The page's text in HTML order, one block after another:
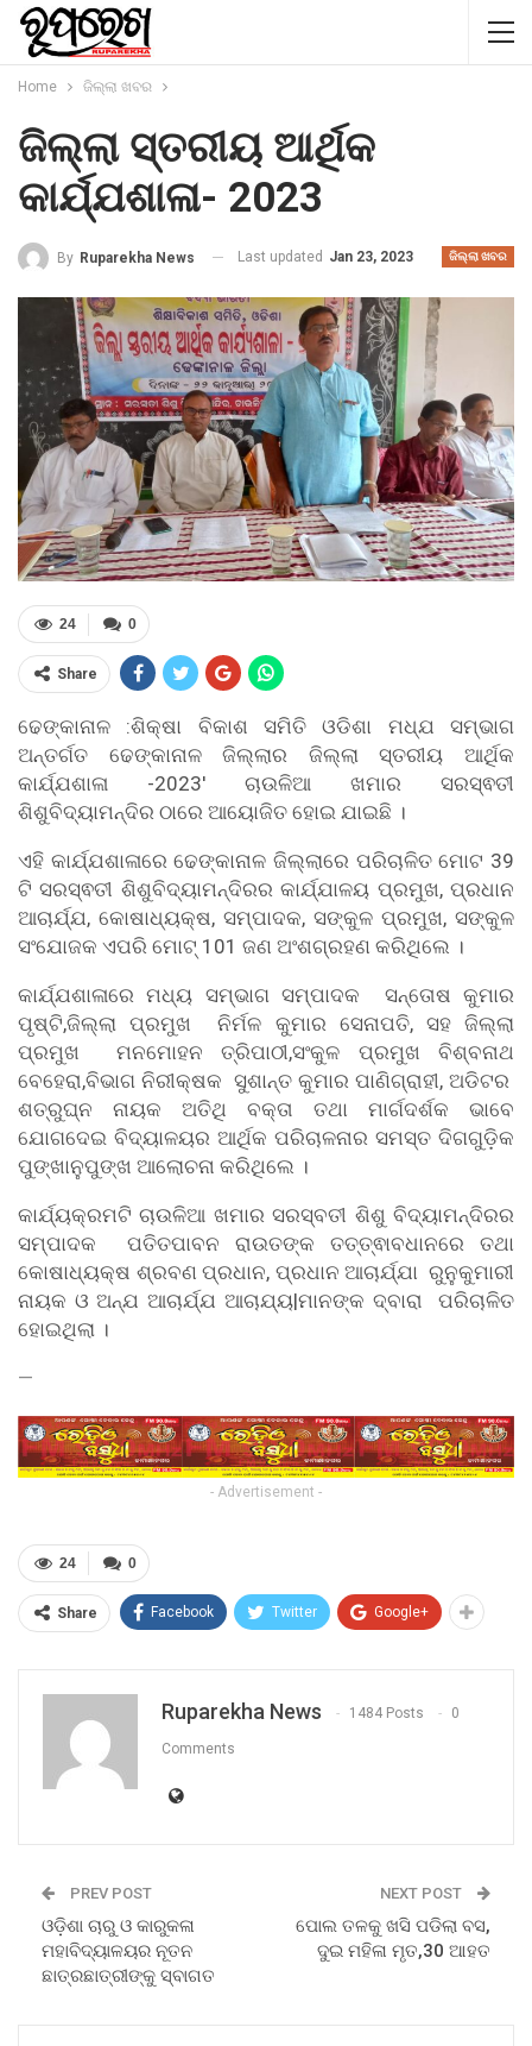
Home ଜିଲ୍ଲା ଖବର
ଜିଲ୍ଲା ସ୍ତରୀୟ ଆର୍ଥିକ
କାର୍ଯ୍ଯଶାଳା- 2023
ଜିଲ୍ଲା ଖବର
By Ruparekha News Last updated Jan 23, 2023
0
24
Share
ଢେଙ୍କାନାଳ :ଶିକ୍ଷା ବିକାଶ ସମିତି ଓଡିଶା ମଧ୍ଯ ସମ୍ଭାଗ
ଅନ୍ତର୍ଗତ ଢେଙ୍କାନାଳ ଜିଲ୍ଲାର ଜିଲ୍ଲା ସ୍ତରୀୟ ଆର୍ଥିକ
କାର୍ଯ୍ଯଶାଳା -2023′ ଚାଉଳିଆ ଖମାର ସରସ୍ଵତୀ
ଶିଶୁବିଦ୍ୟାମନ୍ଦିର ଠାରେ ଆୟୋଜିତ ହୋଇ ଯାଇଛି ।
ଏହି କାର୍ଯ୍ଯଶାଳାରେ ଢେଙ୍କାନାଳ ଜିଲ୍ଲାରେ ପରିଚାଳିତ ମୋଟ 39
ଟି ସରସ୍ଵତୀ ଶିଶୁବିଦ୍ୟାମନ୍ଦିରର କାର୍ଯ୍ଯାଳୟ ପ୍ରମୁଖ, ପ୍ରଧାନ
ଆଚାର୍ଯ୍ଯ, କୋଷାଧ୍ୟକ୍ଷ, ସମ୍ପାଦକ, ସଙ୍କୁଳ ପ୍ରମୁଖ, ସଙ୍କୁଳ
ସଂଯୋଜକ ଏପରି ମୋଟ୍ 101 ଜଣ ଅଂଶଗ୍ରହଣ କରିଥିଲେ ।
କାର୍ଯ୍ଯଶାଳାରେ ମଧ୍ୟ ସମ୍ଭାଗ ସମ୍ପାଦକ ସନ୍ତୋଷ କୁମାର
ପୃଷ୍ଟି,ଜିଲ୍ଲା ପ୍ରମୁଖ ନିର୍ମଳ କୁମାର ସେନାପତି, ସହ ଜିଲ୍ଲା
ପ୍ରମୁଖ ମନମୋହନ ତ୍ରିପାଠୀ,ସଂକୁଳ ପ୍ରମୁଖ ବିଶ୍ବନାଥ
ବେହେରା,ବିଭାଗ ନିରୀକ୍ଷକ ସୁଶାନ୍ତ କୁମାର ପାଣିଗ୍ରାହୀ, ଅଡିଟର
ଶତ୍ରୁଘ୍ନ ନାୟକ ଅତିଥି ବକ୍ତା ତଥା ମାର୍ଗଦର୍ଶକ ଭାବେ
ଯୋଗଦେଇ ବିଦ୍ୟାଳୟର ଆର୍ଥିକ ପରିଚାଳନାର ସମସ୍ତ ଦିଗଗୁଡ଼ିକ
ପୁଙ୍ଖାନୁପୁଙ୍ଖ ଆଲୋଚନା କରିଥିଲେ ।
କାର୍ଯ୍ୟକ୍ରମଟି ଚାଉଳିଆ ଖମାର ସରସ୍ବତୀ ଶିଶୁ ବିଦ୍ୟାମନ୍ଦିରର
ସମ୍ପାଦକ ପତିତପାବନ ରାଉତଙ୍କ ତତ୍ତ୍ଵାବଧାନରେ ତଥା
କୋଷାଧ୍ୟକ୍ଷ ଶ୍ରବଣ ପ୍ରଧାନ, ପ୍ରଧାନ ଆଚାର୍ଯ୍ଯା ରୁନୁକୁମାରୀ
ନାୟକ ଓ ଅନ୍ଯ ଆଚାର୍ଯ୍ଯ ଆଚାଯ୍ୟ|ମାନଙ୍କ ଦ୍ବାରା ପରିଚାଳିତ
ହୋଇଥିଲା ।
—
- Advertisement -
0
24
Share Facebook Twitter Google+
Ruparekha News 1484 Posts 0
Comments
PREV POST
ଓଡ଼ିଶା ଚାରୁ ଓ କାରୁକଳା
ମହାବିଦ୍ୟାଳୟର ନୂତନ
ଛାତ୍ରଛାତ୍ରୀଙ୍କୁ ସ୍ବାଗତ
NEXT POST
ପୋଲ ତଳକୁ ଖସି ପଡିଲା ବସ,
ଦୁଇ ମହିଳା ମୃତ,30 ଆହତ